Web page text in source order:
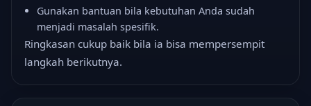
Gunakan bantuan bila kebutuhan Anda sudah
menjadi masalah spesifik.
Ringkasan cukup baik bila ia bisa mempersempit
langkah berikutnya.